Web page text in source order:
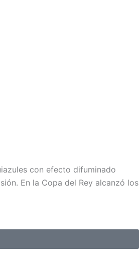
con efecto difuminado
En la Copa del Rey alcanzó los